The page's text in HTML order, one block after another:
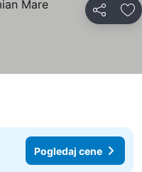
Deli
Pogledaj cene